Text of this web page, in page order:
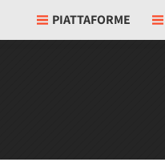
PIATTAFORME